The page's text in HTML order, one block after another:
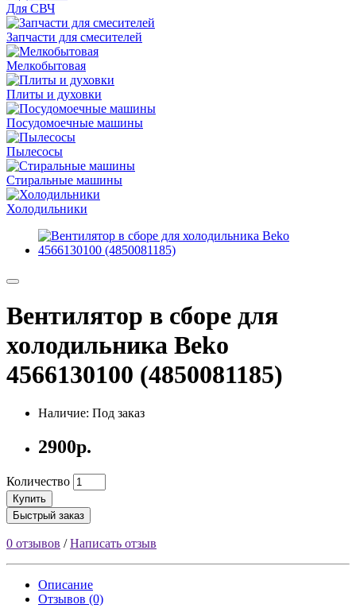
Для СВЧ
Запчасти для смесителей
Мелкобытовая
Плиты и духовки
Посудомоечные машины
Пылесосы
Стиральные машины
Холодильники
Вентилятор в сборе для
холодильника Beko
4566130100 (4850081185)
Наличие: Под заказ
2900р.
Количество
Купить
Быстрый заказ
0 отзывов /Написать отзыв
Описание
Отзывов (0)